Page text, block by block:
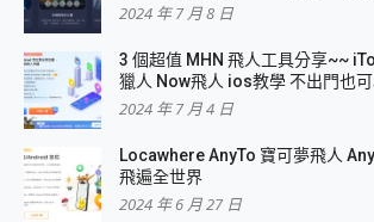
2024 年 7 月 8 日
3 個超值 MHN 飛人工具分享~~
獵人 Now飛人 ios教學 不出門也
2024 年 7 月 4 日
Locawhere AnyTo 寶可夢飛人
飛遍全世界
2024 年 6 月 27 日